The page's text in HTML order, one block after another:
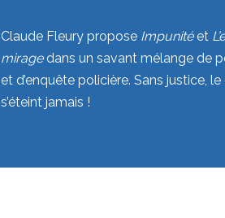
Claude Fleury propose Impunitéet
miragedans un savant mélange de
et d’enquête policière. Sans justice,
s’éteint jamais !
Découvrez des plumes qui font vivre
Le deuil d’un père, la justice
pardonner, la vengeance politique…
printanière sont saisissants.
Didier
Faites vos jeux, rien ne va plus
et la vivacité de l’univers de Didier